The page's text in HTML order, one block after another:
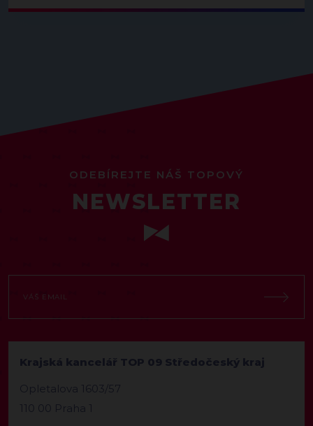
ODEBÍREJTE NÁŠ TOPOVÝ
NEWSLETTER
Krajská kancelář TOP 09 Středočeský kraj
Opletalova 1603/57
110 00 Praha 1